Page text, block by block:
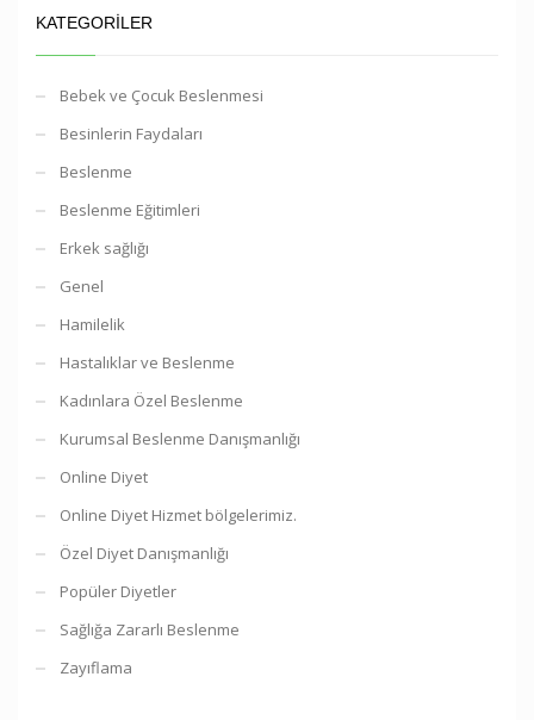
KATEGORILER
Bebek ve Çocuk Beslenmesi
Besinlerin Faydaları
Beslenme
Beslenme Eğitimleri
Erkek sağlığı
Genel
Hamilelik
Hastalıklar ve Beslenme
Kadınlara Özel Beslenme
Kurumsal Beslenme Danışmanlığı
Online Diyet
Online Diyet Hizmet bölgelerimiz.
Özel Diyet Danışmanlığı
Popüler Diyetler
Sağlığa Zararlı Beslenme
Zayıflama